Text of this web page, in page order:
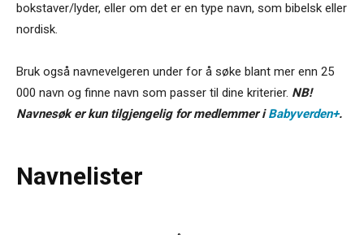
bokstaver/lyder, eller om det er en type navn, som bibelsk eller
nordisk.
Bruk også navnevelgeren under for å søke blant mer enn 25
000 navn og finne navn som passer til dine kriterier. NB!
Navnesøk er kun tilgjengelig for medlemmer iBabyverden+.
Navnelister